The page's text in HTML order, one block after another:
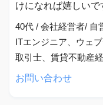
けになれば嬉しいで
40代 / 会社経営者/ 自
ITエンジニア、ウェ
取引士、賃貸不動産
お問い合わせ